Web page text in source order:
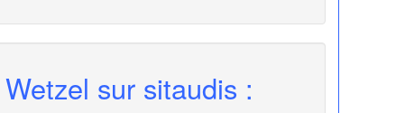
sur sitaudis :